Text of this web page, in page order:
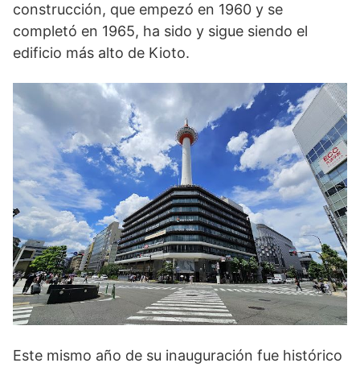
construcción, que empezó en 1960 y se
completó en 1965, ha sido y sigue siendo el
edificio más alto de Kioto.
Este mismo año de su inauguración fue histórico